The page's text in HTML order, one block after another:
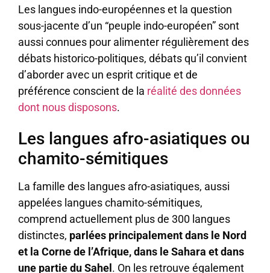
Les langues indo-européennes et la question
sous-jacente d’un “peuple indo-européen” sont
aussi connues pour alimenter régulièrement des
débats historico-politiques, débats qu’il convient
d’aborder avec un esprit critique et de
préférence conscient de la réalité des données
dont nous disposons.
Les langues afro-asiatiques ou
chamito-sémitiques
La famille des langues afro-asiatiques, aussi
appelées langues chamito-sémitiques,
comprend actuellement plus de 300 langues
distinctes, parlées principalement dans le Nord
et la Corne de l’Afrique, dans le Sahara et dans
une partie du Sahel . On les retrouve également